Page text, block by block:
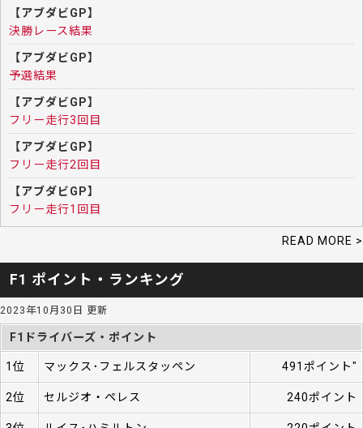
【アブダビGP】
決勝レース結果
【アブダビGP】
予選結果
【アブダビGP】
フリー走行3回目
【アブダビGP】
フリー走行2回目
【アブダビGP】
フリー走行1回目
READ MORE >
F1 ポイント・ランキング
2023年10月30日 更新
F1ドライバーズ・ポイント
1位 マックス･フェルスタッペン 491ポイント"
2位 セルジオ・ペレス 240ポイント